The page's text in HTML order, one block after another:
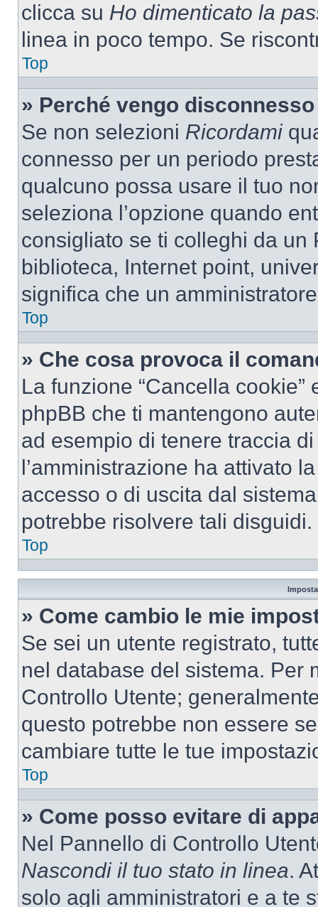
clicca su Ho dimenticato la
linea in poco tempo. Se
Top
» Perché vengo
Se non selezioni Ricordami
connesso per un periodo
qualcuno possa usare il tuo
seleziona l’opzione quando
consigliato se ti colleghi da un
biblioteca, Internet point,
significa che un
Top
» Che cosa provoca il
La funzione “Cancella
phpBB che ti mantengono
ad esempio di tenere traccia
l’amministrazione ha attivato
accesso o di uscita dal
potrebbe risolvere tali disguidi.
Top
» Come cambio le mie
Se sei un utente registrato,
nel database del sistema. Per
Controllo Utente;
questo potrebbe non essere
cambiare tutte le tue
Top
» Come posso evitare di
Nel Pannello di Controllo
Nascondi il tuo stato in linea.
solo agli amministratori e a te